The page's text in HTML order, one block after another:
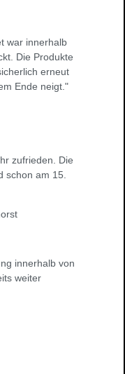
war innerhalb
Die Produkte
erneut
Ende neigt."
zufrieden. Die
schon am 15.
innerhalb von
weiter